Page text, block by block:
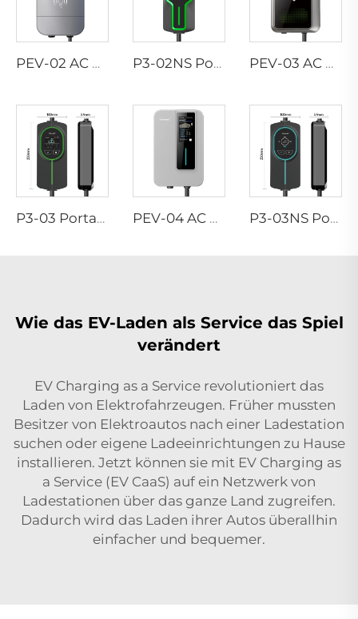
PEV-02 AC EV WALLBOX P3-02NS Portabler EV-Ladegerät PEV-03 AC EV WALLBOX
P3-03 Portabler EV-Ladegerät PEV-04 AC EV WALLBOX P3-03NS Portabler EV-Ladegerät
Wie das EV-Laden als Service das Spiel
verändert
EV Charging as a Service revolutioniert das
Laden von Elektrofahrzeugen. Früher mussten
Besitzer von Elektroautos nach einer Ladestation
suchen oder eigene Ladeeinrichtungen zu Hause
installieren. Jetzt können sie mit EV Charging as
a Service (EV CaaS) auf ein Netzwerk von
Ladestationen über das ganze Land zugreifen.
Dadurch wird das Laden ihrer Autos überallhin
einfacher und bequemer.